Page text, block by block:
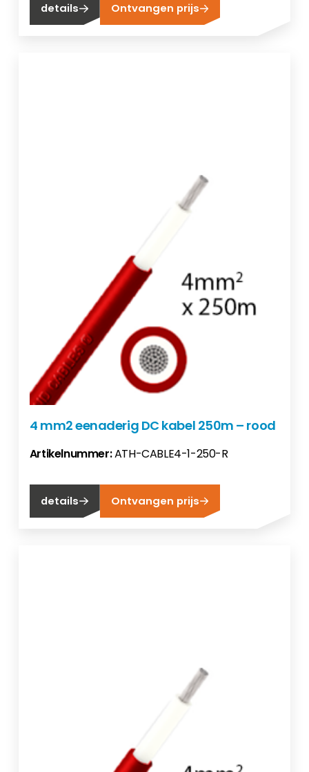
details Ontvangen prijs
4 mm2 eenaderig DC kabel 250m – rood
Artikelnummer:ATH-CABLE4-1-250-R
details Ontvangen prijs